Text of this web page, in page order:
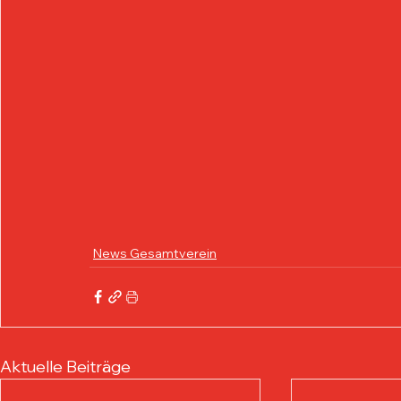
News Gesamtverein
Aktuelle Beiträge